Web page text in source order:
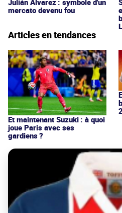
mercato devenu fou
Articles en tendances
Et maintenant Suzuki : à quoi
joue Paris avec ses
gardiens ?